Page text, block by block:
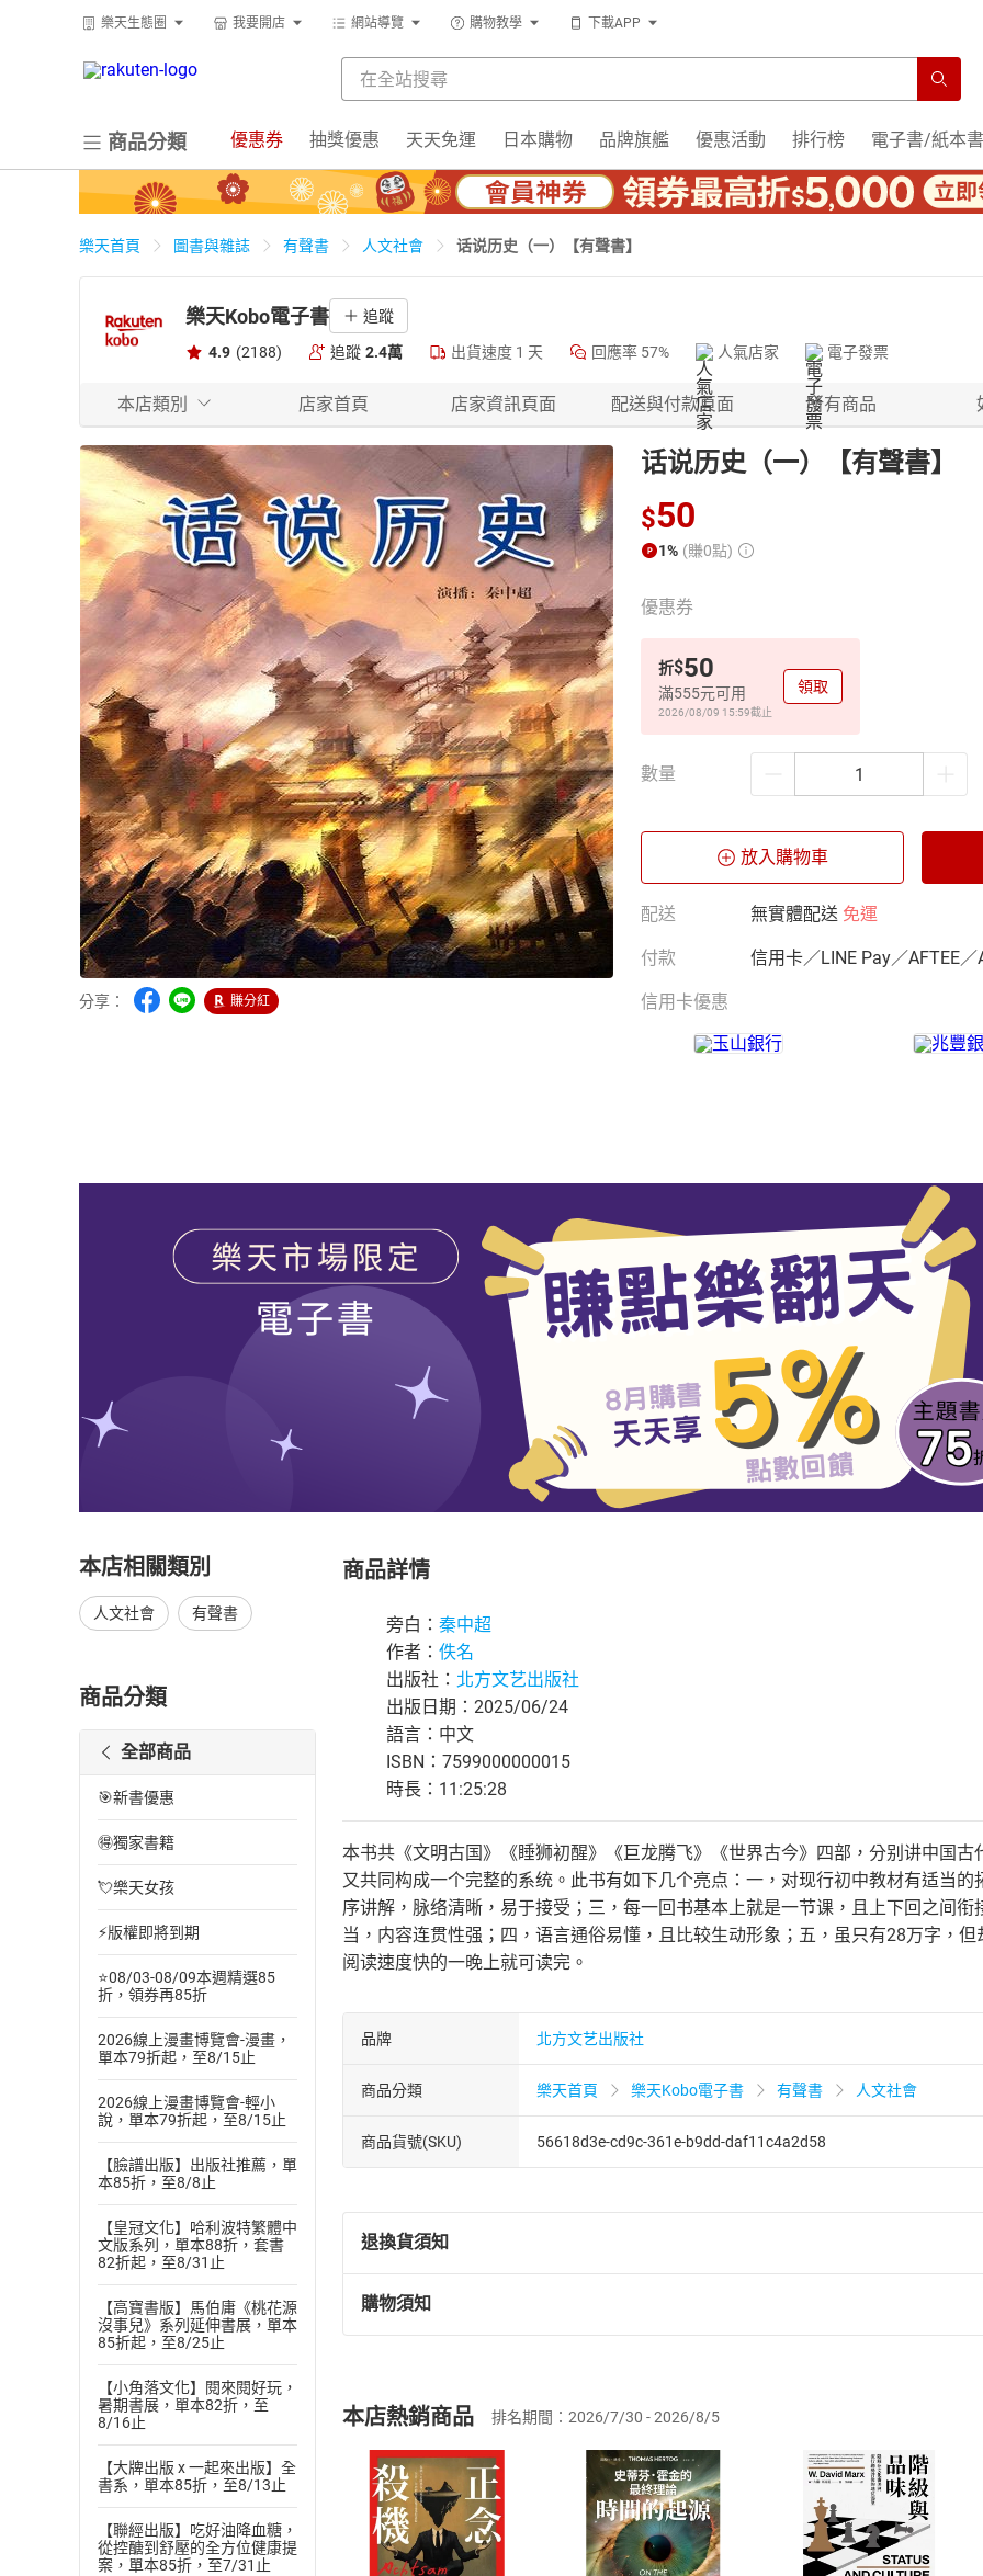
樂天生態圈 我要開店 網站導覽 購物教學 下載APP
商品分類 優惠券 抽獎優惠 天天免運 日本購物 品牌旗艦 優惠活動 排行榜 電子書/紙本書
樂天首頁 圖書與雜誌 有聲書 人文社會 话说历史（一）【有聲書】
樂天Kobo電子書 追蹤
4.9 (2188) 追蹤 2.4萬 出貨速度 1 天 回應率 57% 人氣店家 電子發票
本店類別 店家首頁 店家資訊頁面 配送與付款頁面 所有商品
分享： 賺分紅
话说历史（一）【有聲書】
$50
1% (賺0點)
優惠券
折$50
滿555元可用
2026/08/09 15:59截止
領取
數量
放入購物車
配送 無實體配送 免運
付款 信用卡／LINE Pay／AFTEE／
信用卡優惠
本店相關類別
人文社會 有聲書
商品分類
全部商品
🎯新書優惠
🉐獨家書籍
💘樂天女孩
⚡版權即將到期
⭐08/03-08/09本週精選85
折，領券再85折
2026線上漫畫博覽會-漫畫，
單本79折起，至8/15止
2026線上漫畫博覽會-輕小
說，單本79折起，至8/15止
【臉譜出版】出版社推薦，單
本85折，至8/8止
【皇冠文化】哈利波特繁體中
文版系列，單本88折，套書
82折起，至8/31止
【高寶書版】馬伯庸《桃花源
沒事兒》系列延伸書展，單本
85折起，至8/25止
【小角落文化】閱來閱好玩，
暑期書展，單本82折，至
8/16止
【大牌出版 x 一起來出版】全
書系，單本85折，至8/13止
【聯經出版】吃好油降血糖，
從控醣到舒壓的全方位健康提
案，單本85折，至7/31止
商品詳情
旁白： 秦中超
作者： 佚名
出版社： 北方文艺出版社
出版日期：2025/06/24
語言：中文
ISBN：7599000000015
時長：11:25:28
本书共《文明古国》《睡狮初醒》《巨龙腾飞》《世界古今》四部，分别讲中国
又共同构成一个完整的系统。此书有如下几个亮点：一，对现行初中教材有适当
序讲解，脉络清晰，易于接受；三，每一回书基本上就是一节课，且上下回之间
当，内容连贯性强；四，语言通俗易懂，且比较生动形象；五，虽只有28万字，
阅读速度快的一晚上就可读完。
品牌 北方文艺出版社
商品分類 樂天首頁 樂天Kobo電子書 有聲書 人文社會
商品貨號(SKU) 56618d3e-cd9c-361e-b9dd-daf11c4a2d58
退換貨須知
退換貨規定：
(一)依消費者保護法第19條第1項後段暨通訊交易解除權合理例外情事適用
(二)消費者訂購本店鋪之商品即代表知悉本店鋪所銷售之商品為電子書，
且已下載/存取電子書，不得請求退貨退款。
退貨方式：您欲取消訂單或辦理退貨時，請登入樂天市場，並於「我的訂單
貨」，本店鋪將依您的申請進行審核，待審核通過後將為您辦理退款事宜。
請注意，樂天市場須以整筆訂單為單位進行取消/退貨，恕無法以單支商品取
購物須知
挑選商品
Choose
放入購物車
Shopping cart
登入帳號
Login
購書後，如何開始使用？
本店熱銷商品 排名期間：2026/7/30 - 2026/8/5